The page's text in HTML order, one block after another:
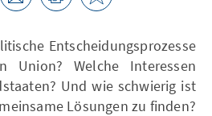
Entscheidungsprozesse
Union? Welche Interessen
Und wie schwierig ist
Lösungen zu finden?